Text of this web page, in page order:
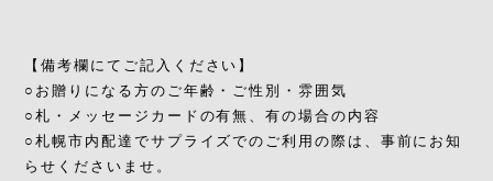
【備考欄にてご記入ください】
○お贈りになる方のご年齢・ご性別・雰囲気
○札・メッセージカードの有無、有の場合の内容
○札幌市内配達でサプライズでのご利用の際は、事前にお知
らせくださいませ。